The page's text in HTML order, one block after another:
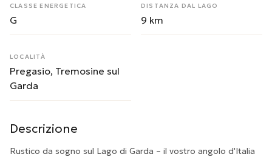
CLASSE ENERGETICA
G
DISTANZA DAL LAGO
9 km
LOCALITÀ
Pregasio, Tremosine sul
Garda
Descrizione
Rustico da sogno sul Lago di Garda – il vostro angolo d'Italia